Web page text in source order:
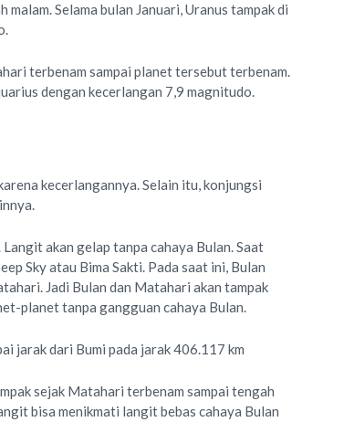
Selama bulan Januari, Uranus tampak di
terbenam sampai planet tersebut terbenam.
dengan kecerlangan 7,9 magnitudo.
kecerlangannya. Selain itu, konjungsi
akan gelap tanpa cahaya Bulan. Saat
Sky atau Bima Sakti. Pada saat ini, Bulan
Jadi Bulan dan Matahari akan tampak
planet tanpa gangguan cahaya Bulan.
jarak dari Bumi pada jarak 406.117 km
sejak Matahari terbenam sampai tengah
bisa menikmati langit bebas cahaya Bulan